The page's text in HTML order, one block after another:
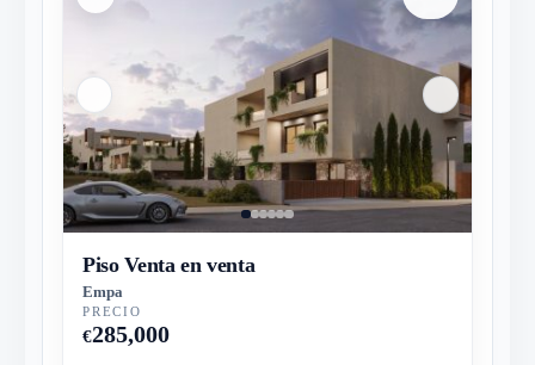
Piso Venta en venta
Empa
PRECIO
€285,000